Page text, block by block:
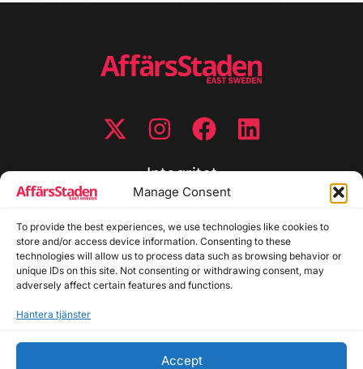
Manage Consent
To provide the best experiences, we use technologies like cookies to
store and/or access device information. Consenting to these
technologies will allow us to process data such as browsing behavior or
unique IDs on this site. Not consenting or withdrawing consent, may
adversely affect certain features and functions.
Hantera tjänster
Accept
Integritet
Cookiepolicy
Disclaimer
Redaktionell policy
Utgivarinformation